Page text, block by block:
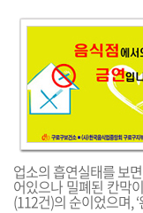
포
업소의 흡연실태를 보
어있으나 밀폐된 칸막
(112건)의 순이었으며,